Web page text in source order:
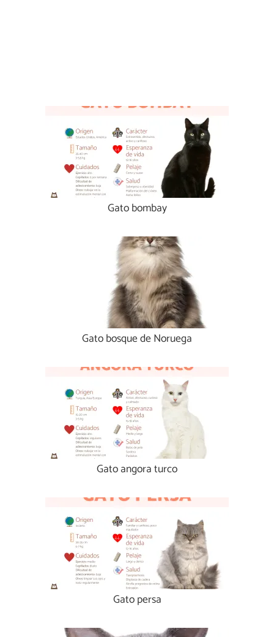
Gato bombay
Gato bosque de Noruega
Gato angora turco
Gato persa